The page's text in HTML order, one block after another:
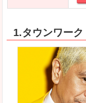
1.タウンワーク